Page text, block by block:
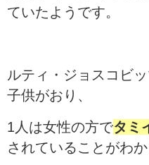
ていたようです。
ルティ・ジョスコビ
子供がおり、
1人は女性の方でタミ
されていることがわか